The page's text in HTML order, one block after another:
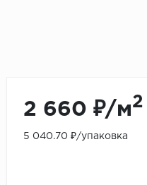
2 660 ₽/м2
5 040.70 ₽/упаковка